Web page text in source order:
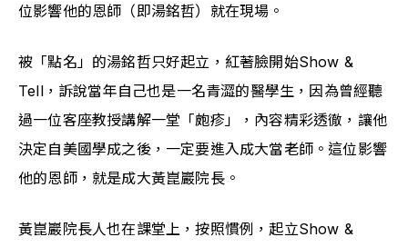
位影響他的恩師（即湯銘哲）就在現場。
被「點名」的湯銘哲只好起立，紅著臉開始Show &
Tell，訴說當年自己也是一名青澀的醫學生，因為曾經聽
過一位客座教授講解一堂「皰疹」，內容精彩透徹，讓他
決定自美國學成之後，一定要進入成大當老師。這位影響
他的恩師，就是成大黃崑巖院長。
黃崑巖院長人也在課堂上，按照慣例，起立Show &